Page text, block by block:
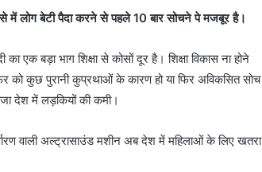
में लोग बेटी पैदा करने से पहले 10 बार सोचने पे मजबूर है।
एक बड़ा भाग शिक्षा से कोसों दूर है। शिक्षा विकास ना होने
कुछ पुरानी कुप्रथाओं के कारण हो या फिर अविकसित सोच
देश में लड़कियों की कमी।
वाली अल्ट्रासाउंड मशीन अब देश में महिलाओं के लिए खतरा